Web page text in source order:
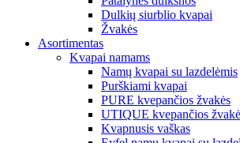
Dulkių siurblio kvapai
Žvakės
Asortimentas
Kvapai namams
Namų kvapai su lazdelėmis
Purškiami kvapai
PURE kvepančios žvakės
UTIQUE kvepančios
Kvapnusis vaškas